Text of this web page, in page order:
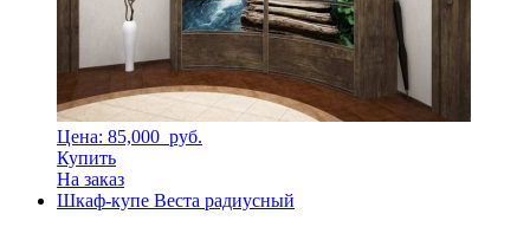
Цена: 85,000 руб.
Купить
На заказ
Шкаф-купе Веста радиусный